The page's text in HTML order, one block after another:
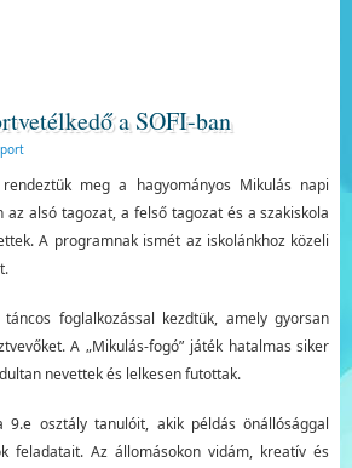
a SOFI-ban
meg a hagyományos Mikulás napi
az alsó tagozat, a felső tagozat és a szakiskola
A programnak ismét az iskolánkhoz közeli
foglalkozással kezdtük, amely gyorsan
A „Mikulás-fogó” játék hatalmas siker
nevettek és lelkesen futottak.
9.e osztály tanulóit, akik példás önállósággal
feladatait. Az állomásokon vidám, kreatív és